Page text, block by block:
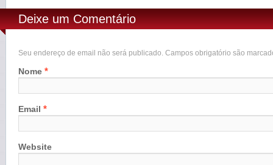
Deixe um Comentário
Seu endereço de email não será publicado. Campos obrigatório são
Nome *
Email *
Website